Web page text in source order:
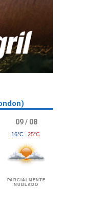
09 / 08
16°C 25°C
PARCIALMENTE
NUBLADO